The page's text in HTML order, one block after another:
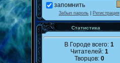
запомнить
Забыл пароль Регистрация
Статистика
В Городе всего: 1
Читателей: 1
Творцов: 0